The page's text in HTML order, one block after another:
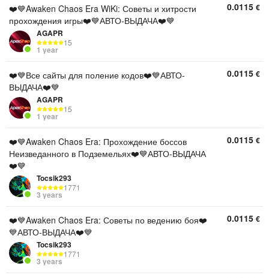
❤️💙Awaken Chaos Era WiKi: Советы и хитрости
прохождения игры❤️💙АВТО-ВЫДАЧА❤️💙
AGAPR
15
1 year
0.0115 €
❤️💙Все сайты для поление кодов❤️💙АВТО-
ВЫДАЧА❤️💙
AGAPR
15
1 year
0.0115 €
❤️💙Awaken Chaos Era: Прохождение боссов
Неизведанного в Подземельях❤️💙АВТО-ВЫДАЧА
❤️💙
Tocsik293
1771
3 years
0.0115 €
❤️💙Awaken Chaos Era: Советы по ведению боя❤️
💙АВТО-ВЫДАЧА❤️💙
Tocsik293
1771
3 years
0.0115 €